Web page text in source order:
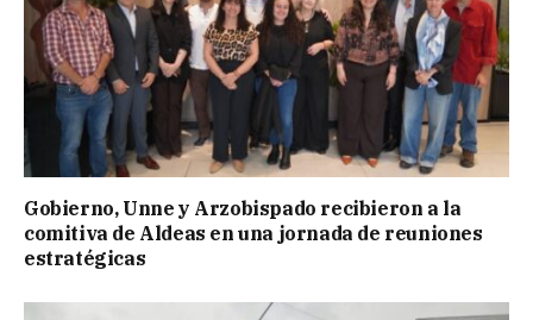
Gobierno, Unne y Arzobispado recibieron a la
comitiva de Aldeas en una jornada de reuniones
estratégicas